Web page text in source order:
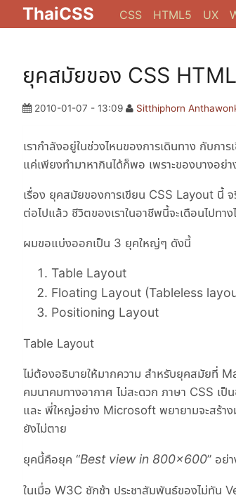
ThaiCSS CSS HTML5 UX
ยุคสมัยของ CSS
2010-01-07 - 13:09 Sitthiphorn
เรากำลังอยู่ในช่วงไหนของการเดินทาง กับ
แค่เพียงทำมาหากินได้ก็พอ เพราะของบางอย่า
เรื่อง ยุคสมัยของการเขียน CSS Layout นี้ จ
ต่อไปแล้ว ชีวิตของเราในอาชีพนี้จะเดือนไปทาง
ผมขอแบ่งออกเป็น 3 ยุคใหญ่ๆ ดังนี้
Table Layout
Floating Layout (Tableless
Positioning Layout
Table Layout
ไม่ต้องอธิบายให้มากความ สำหรับยุคสมัยที่
คมนาคมทางอากาศ ไม่สะดวก ภาษา CSS เ
และ พี่ใหญ่อย่าง Microsoft พยายามจะสร้าง
ยังไม่ตาย
ยุคนี้คือยุค “Best view in 800×600” อย่
ในเมื่อ W3C ชักช้า ประชาสัมพันธ์ของไม่ทัน